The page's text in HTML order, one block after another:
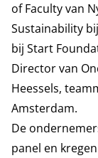
of Faculty van
Sustainability
bij Start
Director van
Heessels,
Amsterdam.
De
panel en